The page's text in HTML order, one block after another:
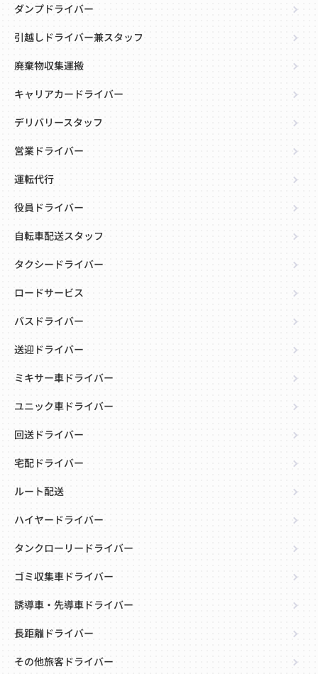
ダンプドライバー
引越しドライバー兼スタッフ
廃棄物収集運搬
キャリアカードライバー
デリバリースタッフ
営業ドライバー
運転代行
役員ドライバー
自転車配送スタッフ
タクシードライバー
ロードサービス
バスドライバー
送迎ドライバー
ミキサー車ドライバー
ユニック車ドライバー
回送ドライバー
宅配ドライバー
ルート配送
ハイヤードライバー
タンクローリードライバー
ゴミ収集車ドライバー
誘導車・先導車ドライバー
長距離ドライバー
その他旅客ドライバー